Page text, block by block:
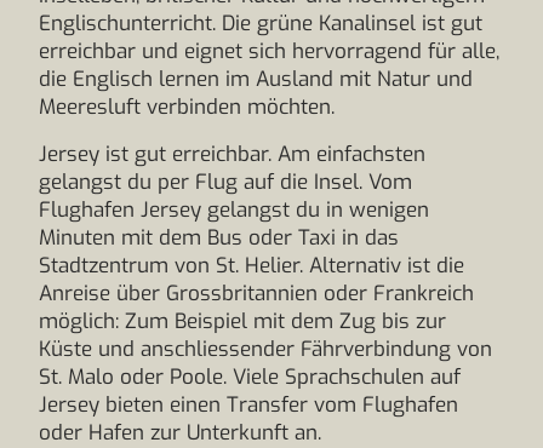
Englischunterricht. Die grüne Kanalinsel ist gut
erreichbar und eignet sich hervorragend für alle,
die Englisch lernen im Ausland mit Natur und
Meeresluft verbinden möchten.
Jersey ist gut erreichbar. Am einfachsten
gelangst du per Flug auf die Insel. Vom
Flughafen Jersey gelangst du in wenigen
Minuten mit dem Bus oder Taxi in das
Stadtzentrum von St. Helier. Alternativ ist die
Anreise über Grossbritannien oder Frankreich
möglich: Zum Beispiel mit dem Zug bis zur
Küste und anschliessender Fährverbindung von
St. Malo oder Poole. Viele Sprachschulen auf
Jersey bieten einen Transfer vom Flughafen
oder Hafen zur Unterkunft an.